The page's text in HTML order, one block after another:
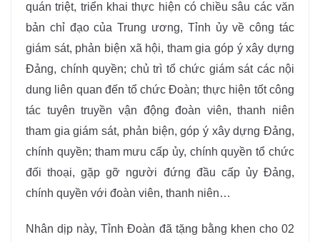
quán triệt, triển khai thực hiện có chiều sâu các văn
bản chỉ đạo của Trung ương, Tỉnh ủy về công tác
giám sát, phản biện xã hội, tham gia góp ý xây dựng
Đảng, chính quyền; chủ trì tổ chức giám sát các nội
dung liên quan đến tổ chức Đoàn; thực hiện tốt công
tác tuyên truyền vận động đoàn viên, thanh niên
tham gia giám sát, phản biện, góp ý xây dựng Đảng,
chính quyền; tham mưu cấp ủy, chính quyền tổ chức
đối thoại, gặp gỡ người đứng đầu cấp ủy Đảng,
chính quyền với đoàn viên, thanh niên…
Nhân dịp này, Tỉnh Đoàn đã tặng bằng khen cho 02